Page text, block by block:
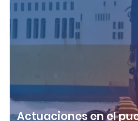
Actuaciones en el